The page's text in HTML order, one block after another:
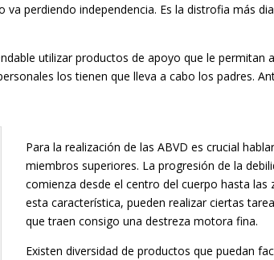
perdiendo independencia. Es la distrofia más
utilizar productos de apoyo que le permitan
los tienen que lleva a cabo los padres.
Para la realización de las ABVD es crucial
miembros superiores. La progresión de la
comienza desde el centro del cuerpo hasta las
esta característica, pueden realizar ciertas
que traen consigo una destreza motora fina.
Existen diversidad de productos que puedan